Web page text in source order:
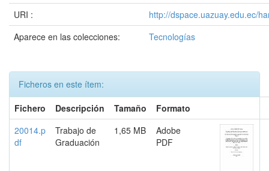
URI :
http://dspace.uazuay.edu.ec/
Aparece en las colecciones:
Tecnologías
Ficheros en este ítem:
Fichero
Descripción Tamaño
Formato
20014.p
df
Trabajo de
Graduación
1,65 MB
Adobe
PDF